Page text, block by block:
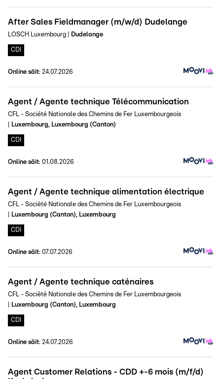
After Sales Fieldmanager (m/w/d) Dudelange
LOSCH Luxembourg Dudelange
CDI
Online säit: 24.07.2026
Agent / Agente technique Télécommunication
CFL - Société Nationale des Chemins de Fer Luxembourgeois
Luxembourg, Luxembourg (Canton)
CDI
Online säit: 01.08.2026
Agent / Agente technique alimentation électrique
CFL - Société Nationale des Chemins de Fer Luxembourgeois
Luxembourg (Canton), Luxembourg
CDI
Online säit: 07.07.2026
Agent / Agente technique caténaires
CFL - Société Nationale des Chemins de Fer Luxembourgeois
Luxembourg (Canton), Luxembourg
CDI
Online säit: 24.07.2026
Agent Customer Relations - CDD +-6 mois (m/f/d)